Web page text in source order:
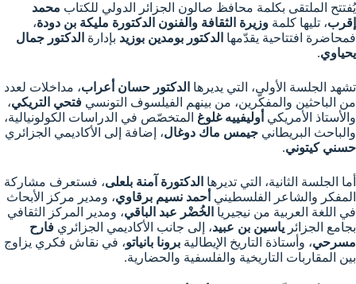
يُفتتح الملتقى بكلمة محافظ صالون الجزائر الدولي للكتاب محمد
إقرب، تليها كلمة وزيرة الثقافة والفنون الدكتورة مليكة بن دودة،
فمحاضرة افتتاحية يقدّمها الدكتور بومدين بوزيد بإدارة الدكتور جمال
يحياوي.
تشهد الجلسة الأولى، التي يديرها الدكتور حسان أعراب، مداخلات لعدد
من الباحثين والمفكّرين، من بينهم الفيلسوف التونسي فتحي التريكي،
والأستاذ الأمريكي أوليفييه غلوغ المتخصّص في الدراسات الكولونيالية،
والباحث البريطاني جيمس ماك دوغال، إضافة إلى الأكاديمي الجزائري
حسني كيتوني.
أما الجلسة الثانية، التي تديرها الدكتورة آمنة بلعلى، فستعرف مشاركة
المفكر والشاعر الفلسطيني أحمد نسيم برقاوي، ومدير مركز الأبحاث
في اللغة العربية من نيجيريا الخُضْر عبد الباقي، ومدير المركز الثقافي
بجامع الجزائر ياسين بن عبيد، إلى جانب الأكاديمي الجزائري فارح
مسرحي، وأستاذة التاريخ الإيطالية برونا بانياتو، في نقاش فكري يزاوج
بين المقاربات التاريخية والفلسفية والحضارية.